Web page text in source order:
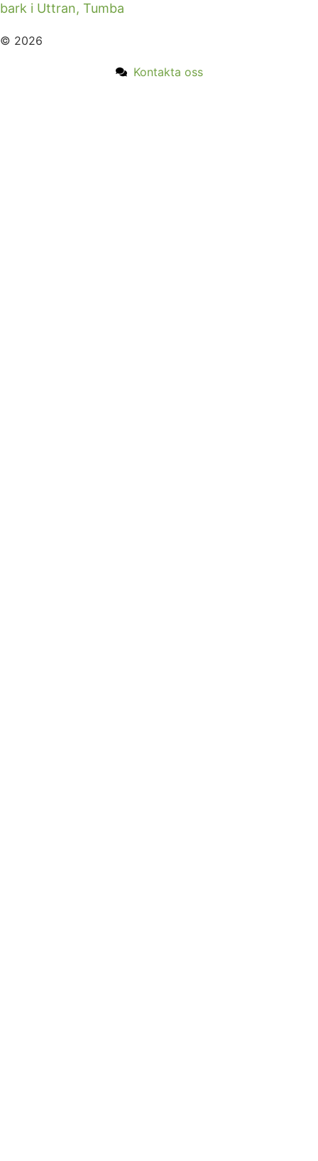
bark i Uttran, Tumba
© 2026
Kontakta oss